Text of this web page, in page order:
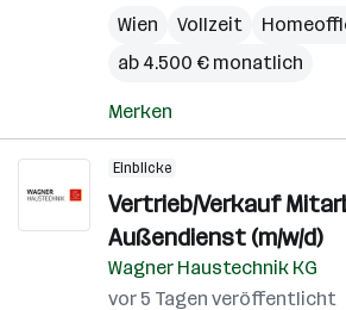
Wien
Vollzeit
ab 4.500 € monatlich
Merken
Einblicke
Vertrieb/Verkauf
Außendienst (m/w/d)
Wagner Haustechnik KG
vor 5 Tagen veröffentlicht